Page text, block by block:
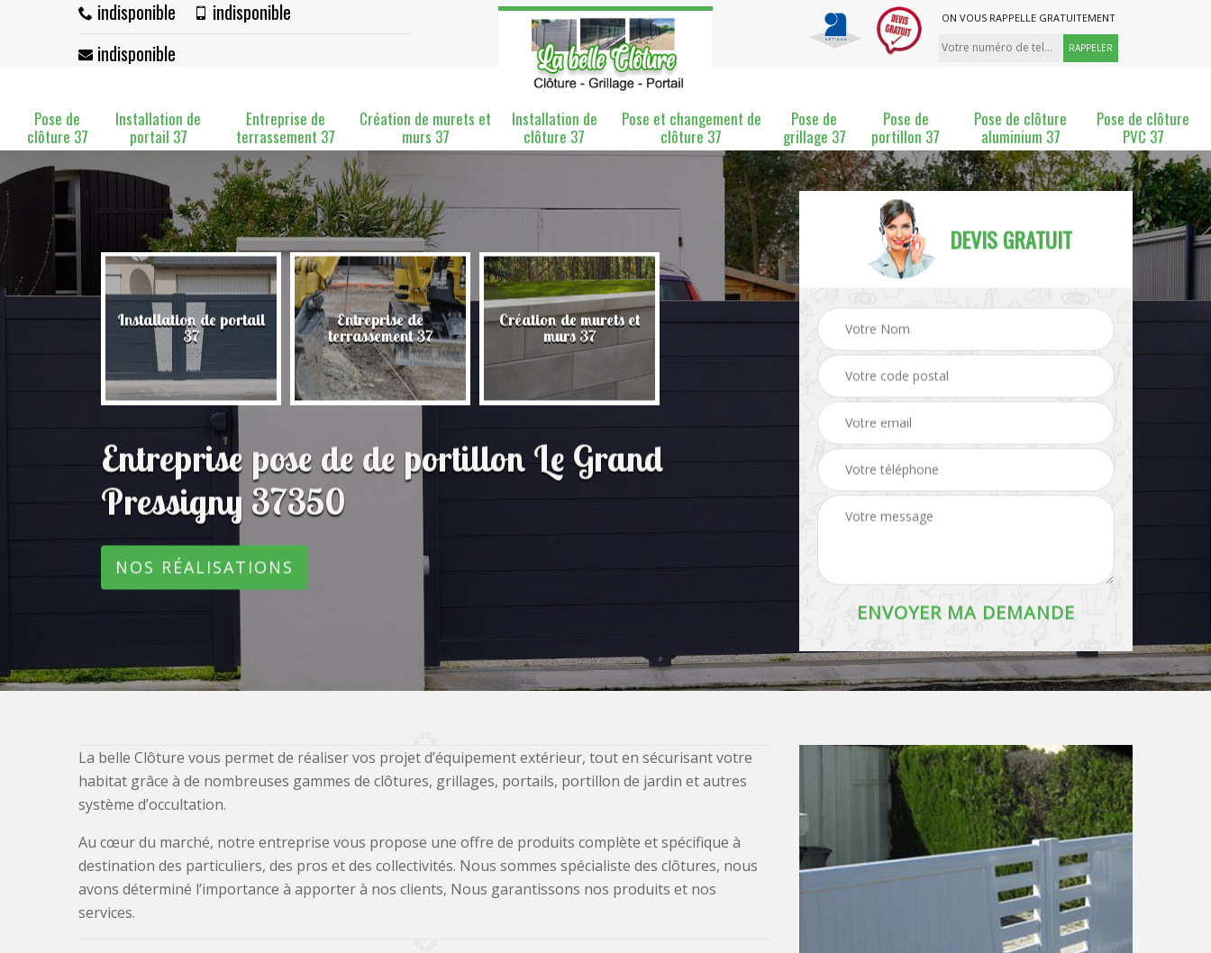
indisponible
indisponible
indisponible
ON VOUS RAPPELLE GRATUITEMENT
Pose de
clôture 37
Installation de
portail 37
Entreprise de
terrassement 37
Création de murets et
murs 37
Installation de
clôture 37
Pose et changement de
clôture 37
Pose de
grillage 37
Pose de
portillon 37
Pose de clôture
aluminium 37
Pose de clôture
PVC 37
Installation de portail
37
Entreprise de
terrassement 37
Création de murets et
murs 37
Installation de clôture Pose et changement de Pose de grillage 37
Entreprise pose de de portillon Le Grand
Pressigny 37350
NOS RÉALISATIONS
DEVIS GRATUIT
La belle Clôture vous permet de réaliser vos projet d’équipement extérieur, tout en sécurisant votre
habitat grâce à de nombreuses gammes de clôtures, grillages, portails, portillon de jardin et autres
système d’occultation.
Au cœur du marché, notre entreprise vous propose une offre de produits complète et spécifique à
destination des particuliers, des pros et des collectivités. Nous sommes spécialiste des clôtures, nous
avons déterminé l’importance à apporter à nos clients, Nous garantissons nos produits et nos
services.